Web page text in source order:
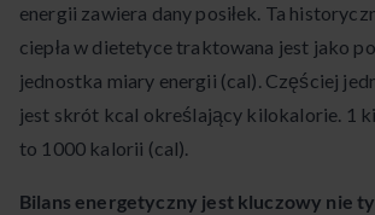
energii zawiera dany posiłek. Ta
ciepła w dietetyce traktowana jest jako
jednostka miary energii (cal). Częściej
jest skrót kcal określający kilokalorie. 1
to 1000 kalorii (cal).
Bilans energetyczny jest kluczowy nie